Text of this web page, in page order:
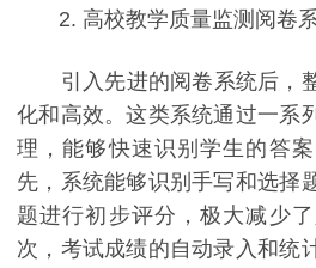
2. 高校教学质量监测阅卷
引入先进的阅卷系统后，
化和高效。这类系统通过一系
理，能够快速识别学生的答
先，系统能够识别手写和选择
题进行初步评分，极大减少
次，考试成绩的自动录入和统